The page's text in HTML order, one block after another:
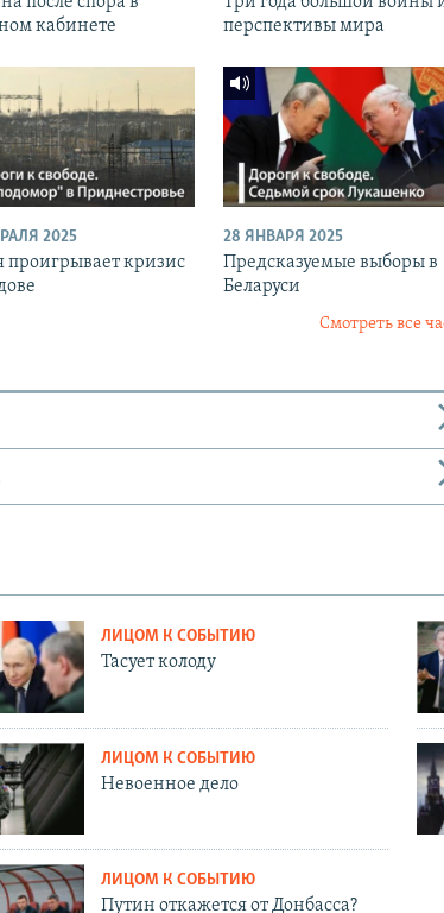
кабинете
перспективы мира
2025
проигрывает кризис
28 ЯНВАРЯ 2025
Предсказуемые выборы в
Беларуси
Смотреть все
ЛИЦОМ К СОБЫТИЮ
Тасует колоду
ЛИЦОМ К СОБЫТИЮ
Невоенное дело
ЛИЦОМ К СОБЫТИЮ
Путин откажется от Донбасса?